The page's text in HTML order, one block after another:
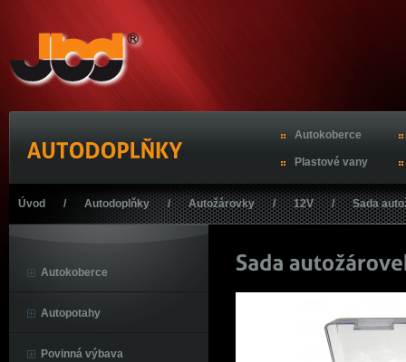
Autokoberce
Plastové vany
Úvod / Autodoplňky / Autožárovky / 12V / Sada
Autokoberce
Autopotahy
Povinná výbava